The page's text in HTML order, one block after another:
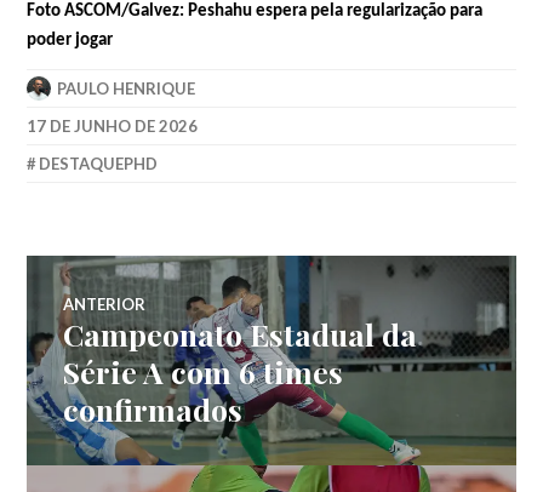
Foto ASCOM/Galvez: Peshahu espera pela regularização para
poder jogar
PAULO HENRIQUE
17 DE JUNHO DE 2026
DESTAQUEPHD
ANTERIOR
Campeonato Estadual da
Série A com 6 times
confirmados